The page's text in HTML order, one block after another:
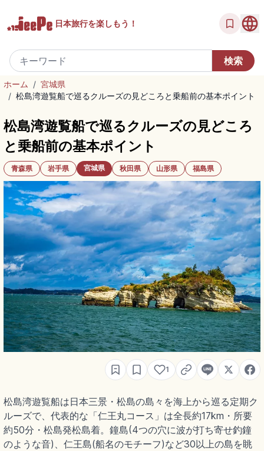
日本旅行を楽しもう！
ホーム / 宮城県
/ 松島湾遊覧船で巡るクルーズの見どころと乗船前の基本ポイント
松島湾遊覧船で巡るクルーズの見どころ
と乗船前の基本ポイント
青森県 岩手県 宮城県 秋田県 山形県 福島県
1
松島湾遊覧船は日本三景・松島の島々を海上から巡る定期ク
ルーズで、代表的な「仁王丸コース」は全長約17km・所要
約50分・松島発松島着。鐘島(4つの穴に波が打ち寄せ釣鐘
のような音)、仁王島(船名のモチーフ)など30以上の島を眺